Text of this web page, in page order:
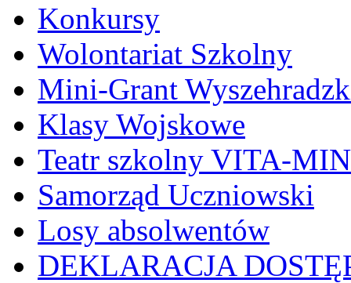
Konkursy
Wolontariat Szkolny
Mini-Grant
Klasy Wojskowe
Teatr szkolny VITA-
Samorząd Uczniowski
Losy absolwentów
DEKLARACJA